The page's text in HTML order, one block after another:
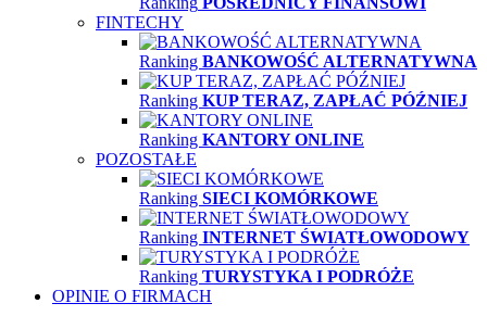
FINTECHY
Ranking BANKOWOŚĆ ALTERNATYWNA
Ranking KUP TERAZ, ZAPŁAĆ PÓŹNIEJ
Ranking KANTORY ONLINE
POZOSTAŁE
Ranking SIECI KOMÓRKOWE
Ranking INTERNET ŚWIATŁOWODOWY
Ranking TURYSTYKA I PODRÓŻE
OPINIE O FIRMACH